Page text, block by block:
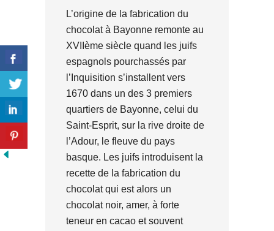
L’origine de la fabrication du
chocolat à Bayonne remonte au
XVIIème siècle quand les juifs
espagnols pourchassés par
l’Inquisition s’installent vers
1670 dans un des 3 premiers
quartiers de Bayonne, celui du
Saint-Esprit, sur la rive droite de
l’Adour, le fleuve du pays
basque. Les juifs introduisent la
recette de la fabrication du
chocolat qui est alors un
chocolat noir, amer, à forte
teneur en cacao et souvent